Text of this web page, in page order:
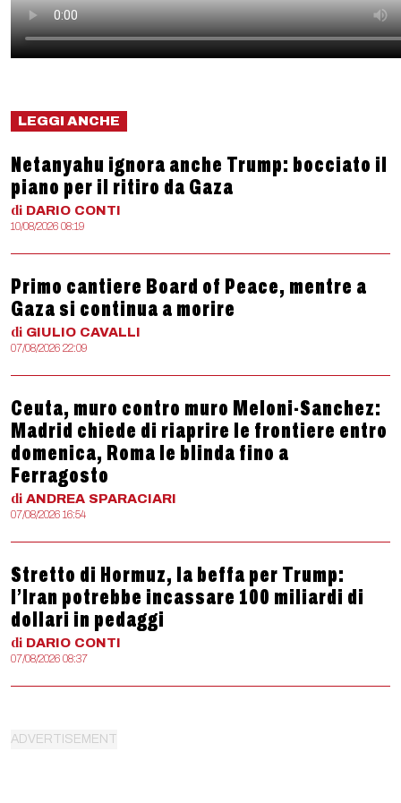
LEGGI ANCHE
Netanyahu ignora anche Trump: bocciato il
piano per il ritiro da Gaza
di DARIO CONTI
10/08/2026 08:19
Primo cantiere Board of Peace, mentre a
Gaza si continua a morire
di GIULIO CAVALLI
07/08/2026 22:09
Ceuta, muro contro muro Meloni-Sanchez:
Madrid chiede di riaprire le frontiere entro
domenica, Roma le blinda fino a
Ferragosto
di ANDREA SPARACIARI
07/08/2026 16:54
Stretto di Hormuz, la beffa per Trump:
l’Iran potrebbe incassare 100 miliardi di
dollari in pedaggi
di DARIO CONTI
07/08/2026 08:37